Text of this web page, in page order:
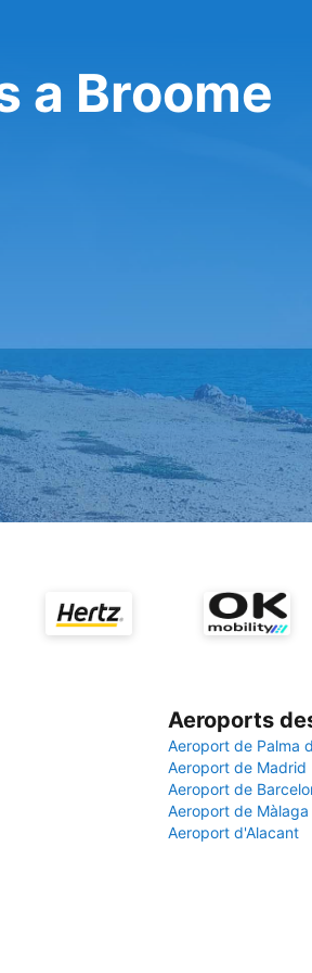
a Broome
Aeroports
Aeroport de Palma
Aeroport de Madrid
Aeroport de
Aeroport de Màlaga
Aeroport d'Alacant